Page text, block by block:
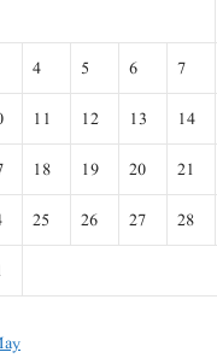
4 5 6 7
11 12 13 14
18 19 20 21
25 26 27 28